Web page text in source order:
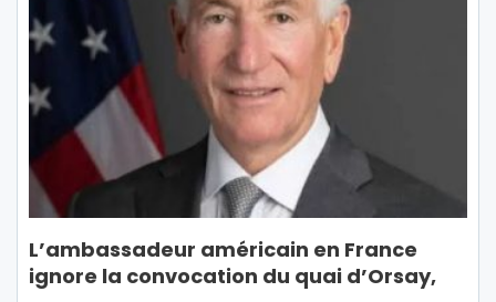
L’ambassadeur américain en France
ignore la convocation du quai d’Orsay,